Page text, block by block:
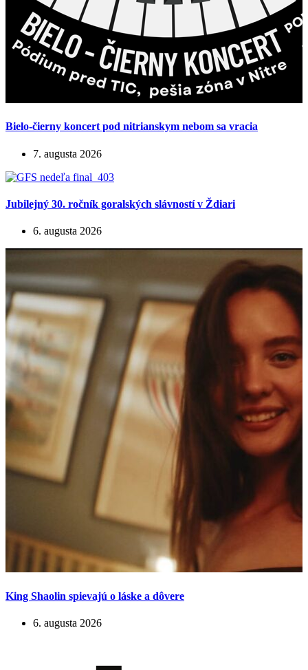
Bielo-čierny koncert pod nitrianskym nebom sa vracia
7. augusta 2026
Jubilejný 30. ročník goralských slávností v Ždiari
6. augusta 2026
King Shaolin spievajú o láske a dôvere
6. augusta 2026